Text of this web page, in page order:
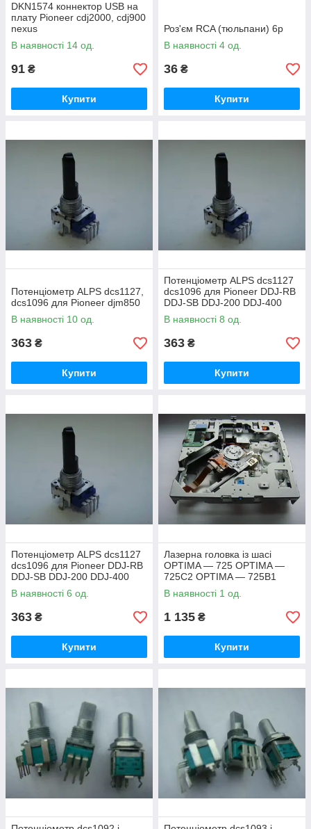
DKN1574 коннектор USB на
плату Pioneer cdj2000, cdj900
nexus
В наявності 14 од.
91 ₴
Купити
Роз'єм RCA (тюльпани) 6p
В наявності 4 од.
36 ₴
Купити
Потенціометр ALPS dcs1127,
dcs1096 для Pioneer djm850
В наявності 10 од.
363 ₴
Купити
Потенціометр ALPS dcs1127
dcs1096 для Pioneer DDJ-RB
DDJ-SB DDJ-200 DDJ-400
DDJ-800 DDJ-FLX4 DDJ-FLX6
DDJ-REV1
В наявності 8 од.
363 ₴
Купити
Потенціометр ALPS dcs1127
dcs1096 для Pioneer DDJ-RB
DDJ-SB DDJ-200 DDJ-400
DDJ-800 DDJ-FLX4 DDJ-FLX6
DDJ-REV1
В наявності 6 од.
363 ₴
Купити
Лазерна головка із шасі
OPTIMA — 725 OPTIMA —
725C2 OPTIMA — 725B1
OPTIMA — 725B2
В наявності 1 од.
1 135 ₴
Купити